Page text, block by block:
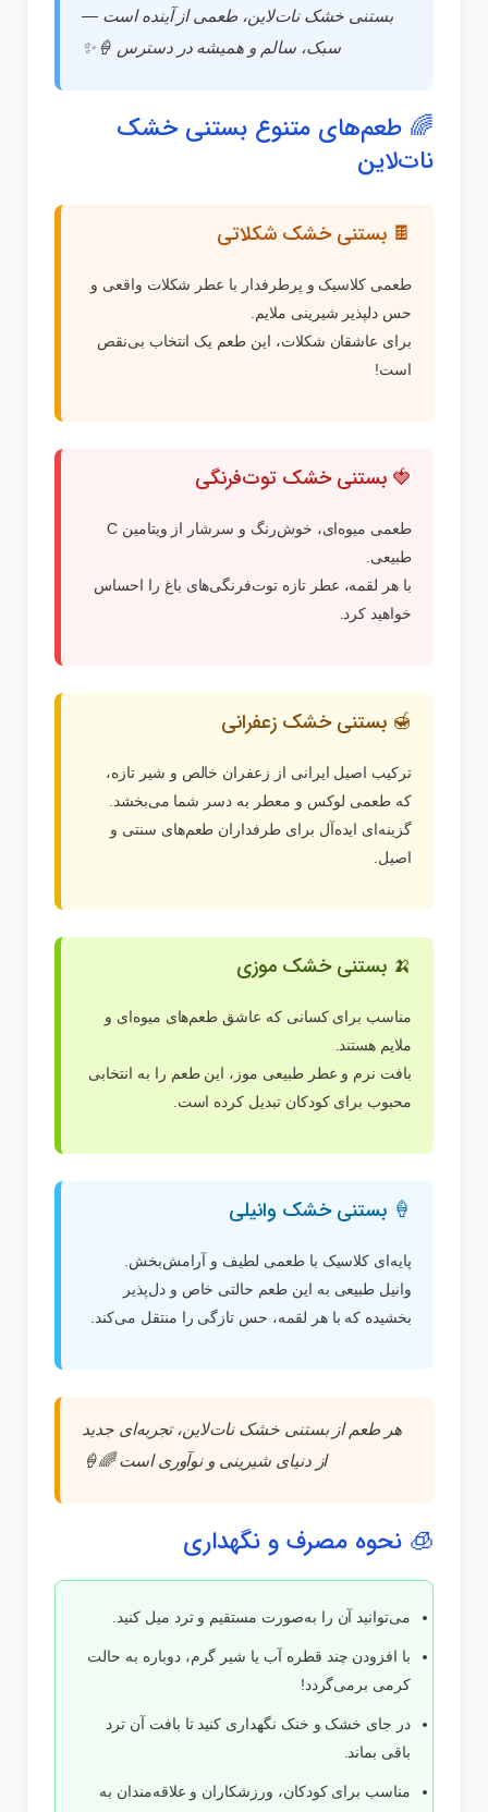
بستنی خشک نات‌لاین، طعمی از آینده است —
سبک، سالم و همیشه در دسترس 🍦✨
🌈 طعم‌های متنوع بستنی خشک
نات‌لاین
🍫 بستنی خشک شکلاتی
طعمی کلاسیک و پرطرفدار با عطر شکلات واقعی و
حس دلپذیر شیرینی ملایم.
برای عاشقان شکلات، این طعم یک انتخاب بی‌نقص
است!
🍓 بستنی خشک توت‌فرنگی
طعمی میوه‌ای، خوش‌رنگ و سرشار از ویتامین C
طبیعی.
با هر لقمه، عطر تازه توت‌فرنگی‌های باغ را احساس
خواهید کرد.
🍯 بستنی خشک زعفرانی
ترکیب اصیل ایرانی از زعفران خالص و شیر تازه،
که طعمی لوکس و معطر به دسر شما می‌بخشد.
گزینه‌ای ایده‌آل برای طرفداران طعم‌های سنتی و
اصیل.
🍌 بستنی خشک موزی
مناسب برای کسانی که عاشق طعم‌های میوه‌ای و
ملایم هستند.
بافت نرم و عطر طبیعی موز، این طعم را به انتخابی
محبوب برای کودکان تبدیل کرده است.
🍦 بستنی خشک وانیلی
پایه‌ای کلاسیک با طعمی لطیف و آرامش‌بخش.
وانیل طبیعی به این طعم حالتی خاص و دل‌پذیر
بخشیده که با هر لقمه، حس تازگی را منتقل می‌کند.
هر طعم از بستنی خشک نات‌لاین، تجربه‌ای جدید
از دنیای شیرینی و نوآوری است 🌈🍦
🧊 نحوه مصرف و نگهداری
می‌توانید آن را به‌صورت مستقیم و ترد میل کنید.
با افزودن چند قطره آب یا شیر گرم، دوباره به حالت
کرمی برمی‌گردد!
در جای خشک و خنک نگهداری کنید تا بافت آن ترد
باقی بماند.
مناسب برای کودکان، ورزشکاران و علاقه‌مندان به